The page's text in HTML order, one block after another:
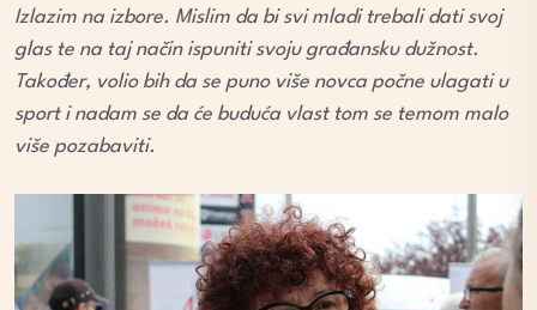
Izlazim na izbore. Mislim da bi svi mladi trebali dati svoj
glas te na taj način ispuniti svoju građansku dužnost.
Također, volio bih da se puno više novca počne ulagati u
sport i nadam se da će buduća vlast tom se temom malo
više pozabaviti.